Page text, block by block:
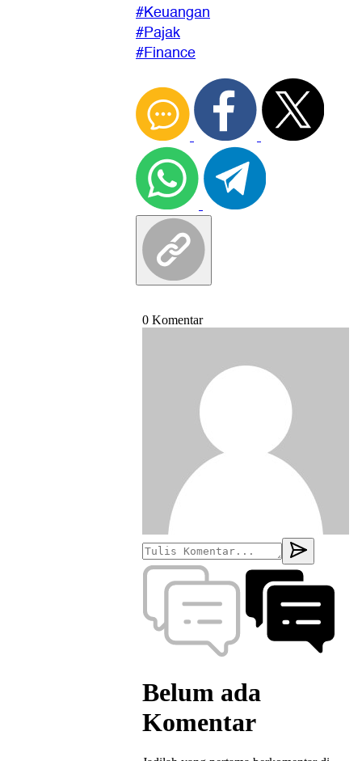
#Keuangan
#Pajak
#Finance